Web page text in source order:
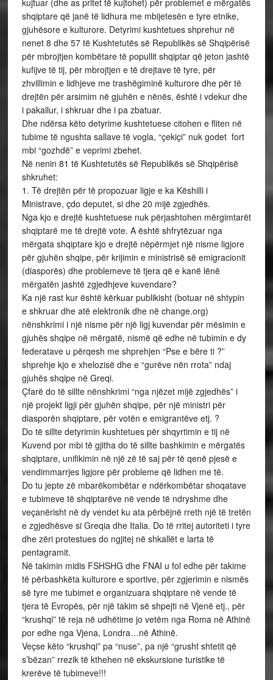
kujtuar (dhe as pritet të kujtohet) për problemet e mërgatës
shqiptare që janë të lidhura me mbijetesën e tyre etnike,
gjuhësore e kulturore. Detyrimi kushtetues shprehur në
nenet 8 dhe 57 të Kushtetutës së Republikës së Shqipërisë
për mbrojtjen kombëtare të popullit shqiptar që jeton jashtë
kufijve të tij, për mbrojtjen e të drejtave të tyre, për
zhvillimin e lidhjeve me trashëgiminë kulturore dhe për të
drejtën për arsimim në gjuhën e nënës, është i vdekur dhe
i pakallur, i shkruar dhe i pa zbatuar.
Dhe ndërsa këto detyrime kushtetuese citohen e fliten në
tubime të ngushta sallave të vogla, “çekiçi” nuk godet fort
mbi “gozhdë” e veprimi zbehet.
Në nenin 81 të Kushtetutës së Republikës së Shqipërisë
shkruhet:
1. Të drejtën për të propozuar ligje e ka Këshilli i
Ministrave, çdo deputet, si dhe 20 mijë zgjedhës.
Nga kjo e drejtë kushtetuese nuk përjashtohen mërgimtarët
shqiptarë me të drejtë vote. A është shfrytëzuar nga
mërgata shqiptare kjo e drejtë nëpërmjet një nisme ligjore
për gjuhën shqipe, për krijimin e ministrisë së emigracionit
(diasporës) dhe problemeve të tjera që e kanë lënë
mërgatën jashtë zgjedhjeve kuvendare?
Ka një rast kur është kërkuar publikisht (botuar në shtypin
e shkruar dhe atë elektronik dhe në change.org)
nënshkrimi i një nisme për një ligj kuvendar për mësimin e
gjuhës shqipe në mërgatë, nismë që edhe në tubimin e dy
federatave u përqesh me shprehjen “Pse e bëre ti ?”
shprehje kjo e xhelozisë dhe e “gurëve nën rrota” ndaj
gjuhës shqipe në Greqi.
Çfarë do të sillte nënshkrimi “nga njëzet mijë zgjedhës” i
një projekt ligji për gjuhën shqipe, për një ministri për
diasporën shqiptare, për votën e emigrantëve etj. ?
Do të sillte detyrimin kushtetues për shqyrtimin e tij në
Kuvend por mbi të gjitha do të sillte bashkimin e mërgatës
shqiptare, unifikimin në një zë të saj për të qenë pjesë e
vendimmarrjes ligjore për probleme që lidhen me të.
Do tu jepte zë mbarëkombëtar e ndërkombëtar shoqatave
e tubimeve të shqiptarëve në vende të ndryshme dhe
veçanërisht në dy vendet ku ata përbëjnë rreth një të tretën
e zgjedhësve si Greqia dhe Italia. Do të rritej autoriteti i tyre
dhe zëri protestues do ngjitej në shkallët e larta të
pentagramit.
Në takimin midis FSHSHG dhe FNAI u fol edhe për takime
të përbashkëta kulturore e sportive, për zgjerimin e nismës
së tyre me tubimet e organizuara shqiptare në vende të
tjera të Evropës, për një takim së shpejti në Vjenë etj., për
“krushqi” të reja në udhëtime jo vetëm nga Roma në Athinë
por edhe nga Vjena, Londra…në Athinë.
Veçse këto “krushqi” pa “nuse”, pa një “grusht shtetit që
s’bëzan” rrezik të kthehen në ekskursione turistike të
krerëve të tubimeve!!!